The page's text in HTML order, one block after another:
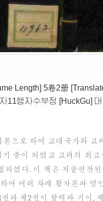
Length] 5卷2册
11행자수부정 [HuckGu]
으로 하여 고대국가와
중이 되였고 고려의
였다. 이 책은 저술편찬
여 여러 차례 활자본과
과 제2권이 왕력과 기이,